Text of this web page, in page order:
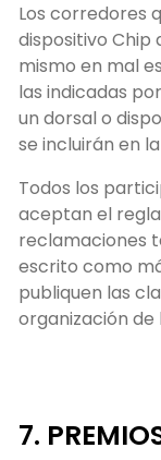
Los corredores
dispositivo
mismo en mal
las indicadas
un dorsal o
se incluirán en
Todos los
aceptan el
reclamaciones
escrito como
publiquen las
organización de
7.